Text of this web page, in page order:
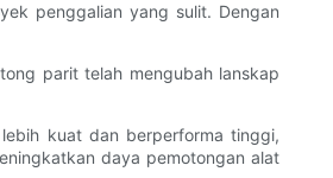
penggalian yang sulit. Dengan
parit telah mengubah lanskap
kuat dan berperforma tinggi,
daya pemotongan alat